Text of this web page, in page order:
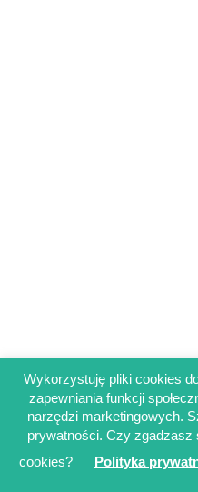
Regulamin
Polityka
Obowiązek
©
Wykorzystuję pliki cookies
zapewniania funkcji
narzędzi marketingowych.
prywatności. Czy
cookies?
Polityka